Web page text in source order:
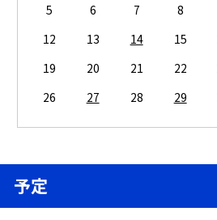
5
6 7 8
12
13 14 15
19
20 21 22
26
27 28 29
予定